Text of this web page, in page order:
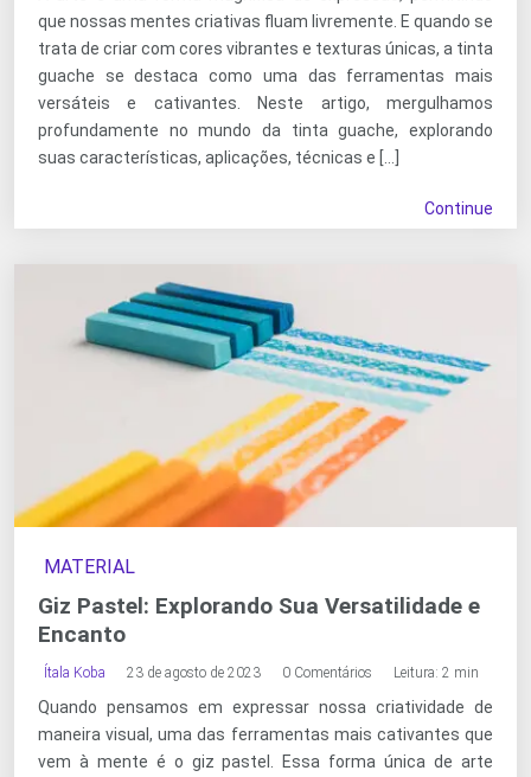
que nossas mentes criativas fluam livremente. E quando se
trata de criar com cores vibrantes e texturas únicas, a tinta
guache se destaca como uma das ferramentas mais
versáteis e cativantes. Neste artigo, mergulhamos
profundamente no mundo da tinta guache, explorando
suas características, aplicações, técnicas e […]
Continue
MATERIAL
Giz Pastel: Explorando Sua Versatilidade e
Encanto
Ítala Koba 23 de agosto de 2023 0 Comentários Leitura: 2 min
Quando pensamos em expressar nossa criatividade de
maneira visual, uma das ferramentas mais cativantes que
vem à mente é o giz pastel. Essa forma única de arte